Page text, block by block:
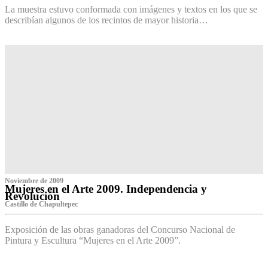
La muestra estuvo conformada con imágenes y textos en los que se
describían algunos de los recintos de mayor historia…
Noviembre de 2009
Mujeres en el Arte 2009. Independencia y
Revolución
Castillo de Chapultepec
Exposición de las obras ganadoras del Concurso Nacional de
Pintura y Escultura “Mujeres en el Arte 2009”.